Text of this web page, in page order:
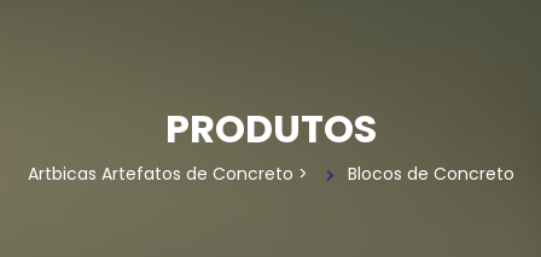
PRODUTOS
Artbicas Artefatos de Concreto > Blocos de Concreto